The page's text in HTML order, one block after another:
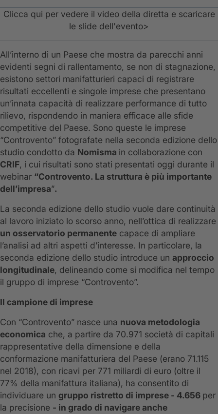
Clicca qui per vedere il video della diretta e scaricare
le slide dell'evento>
All’interno di un Paese che mostra da parecchi anni
evidenti segni di rallentamento, se non di stagnazione,
esistono settori manifatturieri capaci di registrare
risultati eccellenti e singole imprese che presentano
un’innata capacità di realizzare performance di tutto
rilievo, rispondendo in maniera efficace alle sfide
competitive del Paese. Sono queste le imprese
“Controvento” fotografate nella seconda edizione dello
studio condotto da Nomisma in collaborazione con
CRIF, i cui risultati sono stati presentati oggi durante il
webinar “Controvento. La struttura è più importante
dell’impresa”.
La seconda edizione dello studio vuole dare continuità
al lavoro iniziato lo scorso anno, nell’ottica di realizzare
un osservatorio permanente capace di ampliare
l’analisi ad altri aspetti d’interesse. In particolare, la
seconda edizione dello studio introduce un approccio
longitudinale, delineando come si modifica nel tempo
il gruppo di imprese “Controvento”.
Il campione di imprese
Con “Controvento” nasce una nuova metodologia
economica che, a partire da 70.971 società di capitali
rappresentative della dimensione e della
conformazione manifatturiera del Paese (erano 71.115
nel 2018), con ricavi per 771 miliardi di euro (oltre il
77% della manifattura italiana), ha consentito di
individuare un gruppo ristretto di imprese - 4.656 per
la precisione - in grado di navigare anche